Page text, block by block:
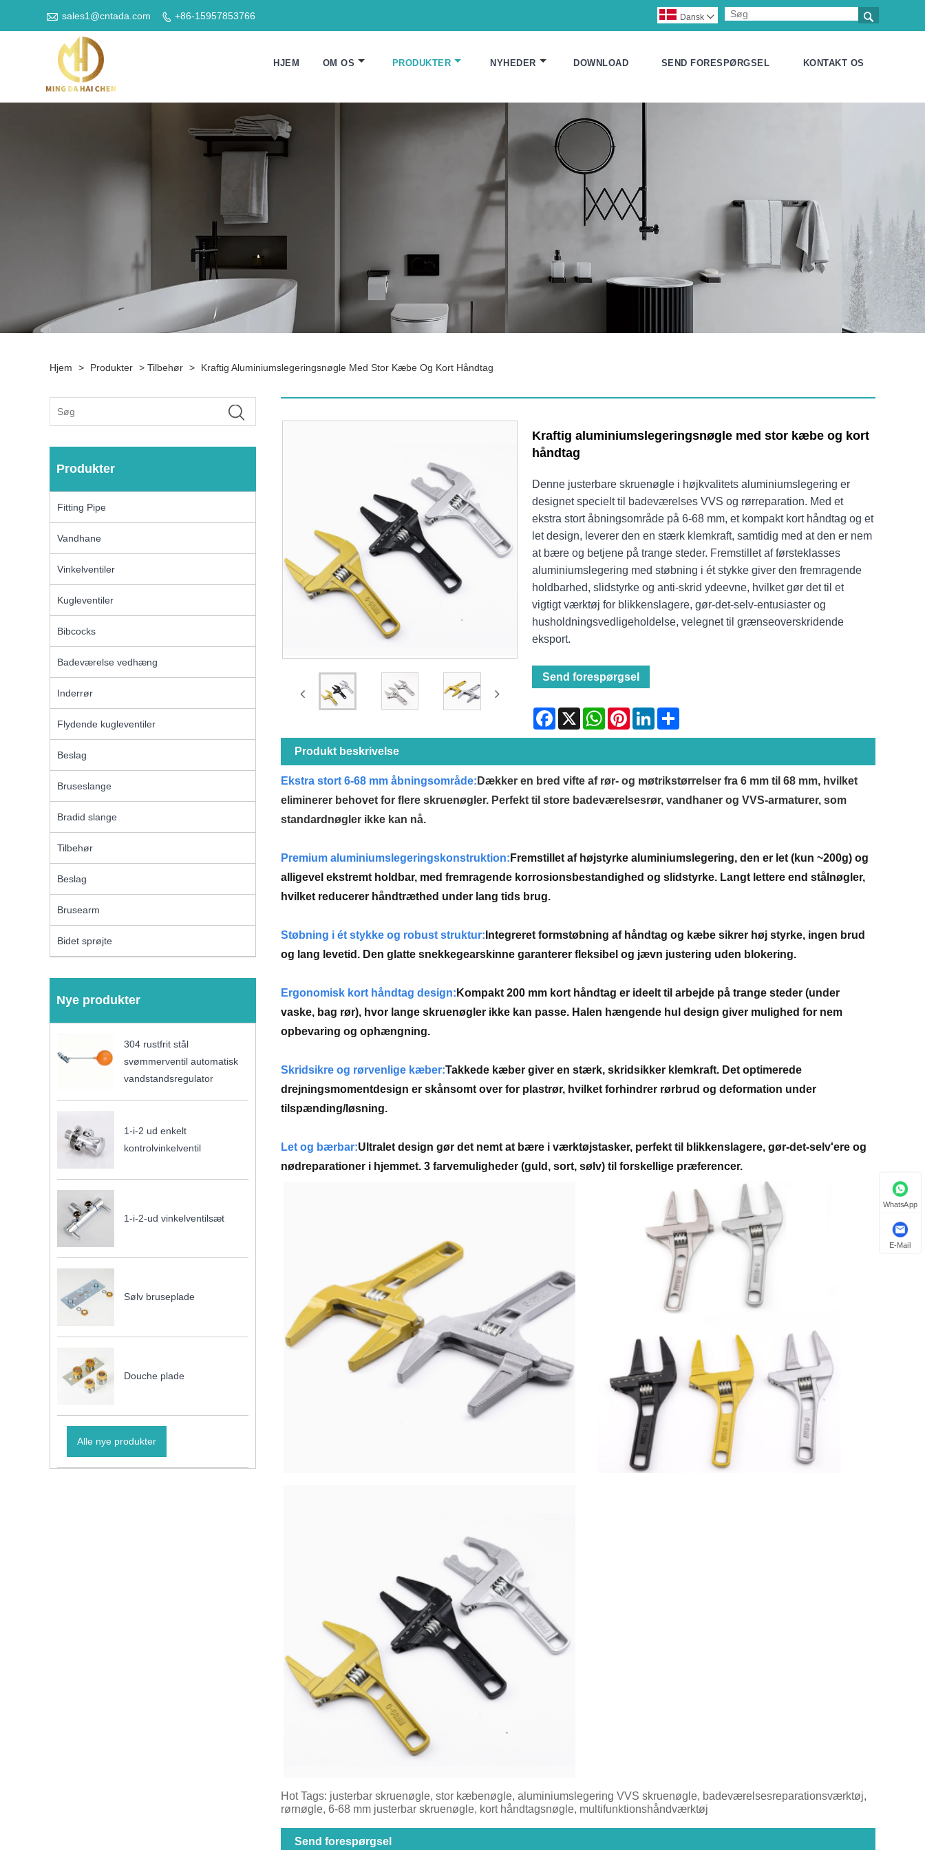
 sales1@cntada.com  +86-15957853766 
Dansk 
HJEM OM OS PRODUKTER NYHEDER DOWNLOAD SEND FORESPØRGSEL KONTAKT OS
Hjem > Produkter > Tilbehør > Kraftig Aluminiumslegeringsnøgle Med Stor Kæbe Og Kort Håndtag
Produkter
Fitting Pipe
Vandhane
Vinkelventiler
Kugleventiler
Bibcocks
Badeværelse vedhæng
Inderrør
Flydende kugleventiler
Beslag
Bruseslange
Bradid slange
Tilbehør
Beslag
Brusearm
Bidet sprøjte
Nye produkter
304 rustfrit stål
svømmerventil automatisk
vandstandsregulator
1-i-2 ud enkelt
kontrolvinkelventil
1-i-2-ud vinkelventilsæt
Sølv bruseplade
Douche plade
Alle nye produkter
Kraftig aluminiumslegeringsnøgle med stor kæbe og kort
håndtag
Denne justerbare skruenøgle i højkvalitets aluminiumslegering er
designet specielt til badeværelses VVS og rørreparation. Med et
ekstra stort åbningsområde på 6-68 mm, et kompakt kort håndtag og et
let design, leverer den en stærk klemkraft, samtidig med at den er nem
at bære og betjene på trange steder. Fremstillet af førsteklasses
aluminiumslegering med støbning i ét stykke giver den fremragende
holdbarhed, slidstyrke og anti-skrid ydeevne, hvilket gør det til et
vigtigt værktøj for blikkenslagere, gør-det-selv-entusiaster og
husholdningsvedligeholdelse, velegnet til grænseoverskridende
eksport.
Send forespørgsel
Facebook
X WhatsAppPinterestLinkedInShare
Produkt beskrivelse
Ekstra stort 6-68 mm åbningsområde: Dækker en bred vifte af rør- og møtrikstørrelser fra 6 mm til 68 mm, hvilket
eliminerer behovet for flere skruenøgler. Perfekt til store badeværelsesrør, vandhaner og VVS-armaturer, som
standardnøgler ikke kan nå.
Premium aluminiumslegeringskonstruktion: Fremstillet af højstyrke aluminiumslegering, den er let (kun ~200g) og
alligevel ekstremt holdbar, med fremragende korrosionsbestandighed og slidstyrke. Langt lettere end stålnøgler,
hvilket reducerer håndtræthed under lang tids brug.
Støbning i ét stykke og robust struktur: Integreret formstøbning af håndtag og kæbe sikrer høj styrke, ingen brud
og lang levetid. Den glatte snekkegearskinne garanterer fleksibel og jævn justering uden blokering.
Ergonomisk kort håndtag design: Kompakt 200 mm kort håndtag er ideelt til arbejde på trange steder (under
vaske, bag rør), hvor lange skruenøgler ikke kan passe. Halen hængende hul design giver mulighed for nem
opbevaring og ophængning.
Skridsikre og rørvenlige kæber:Takkede kæber giver en stærk, skridsikker klemkraft. Det optimerede
drejningsmomentdesign er skånsomt over for plastrør, hvilket forhindrer rørbrud og deformation under
tilspænding/løsning.
Let og bærbar:Ultralet design gør det nemt at bære i værktøjstasker, perfekt til blikkenslagere, gør-det-selv'ere og
nødreparationer i hjemmet. 3 farvemuligheder (guld, sort, sølv) til forskellige præferencer.
Hot Tags: justerbar skruenøgle, stor kæbenøgle, aluminiumslegering VVS skruenøgle, badeværelsesreparationsværktøj,
rørnøgle, 6-68 mm justerbar skruenøgle, kort håndtagsnøgle, multifunktionshåndværktøj
Send forespørgsel
WhatsApp
E-Mail